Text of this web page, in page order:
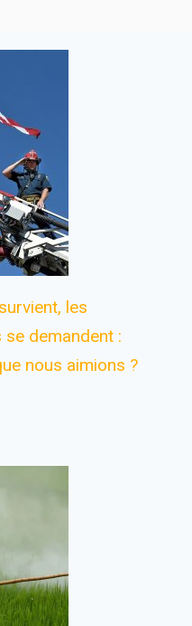
les
demandent :
nous aimions ?